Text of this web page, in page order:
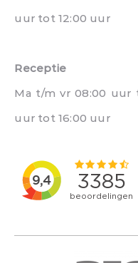
uur tot 12:00 uur
Receptie
Ma t/m vr 08:00 uur
uur tot 16:00 uur